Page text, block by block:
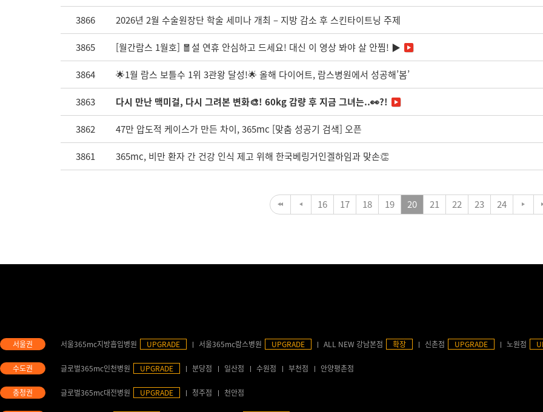
3866 2026년 2월 수술원장단 학술 세미나 개최 – 지방 감소 후 스킨타이트닝 주제
3865 [월간람스 1월호] 🧧설 연휴 안심하고 드세요! 대신 이 영상 봐야 살 안찜! ▶
3864 🌟1월 람스 보틀수 1위 3관왕 달성!🌟 올해 다이어트, 람스병원에서 성공해’봄’
3863 다시 만난 맥미걸, 다시 그려본 변화🎨! 60kg 감량 후 지금 그녀는..👀?!
3862 47만 압도적 케이스가 만든 차이, 365mc [맞춤 성공기 검색] 오픈
3861 365mc, 비만 환자 간 건강 인식 제고 위해 한국베링거인겔하임과 맞손👏
16 17 18 19 20 21 22 23 24
서울365mc지방흡입병원 UPGRADE 서울365mc람스병원 UPGRADE ALL NEW 강남본점 확장 신촌점 UPGRADE 노원점
글로벌365mc인천병원 UPGRADE 분당점 일산점 수원점 부천점 안양평촌점
글로벌365mc대전병원 UPGRADE 청주점 천안점